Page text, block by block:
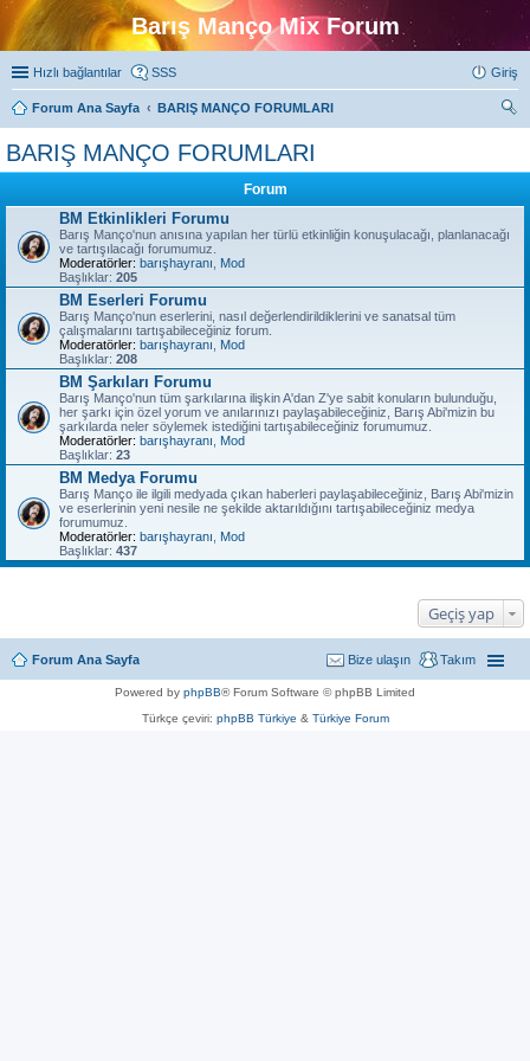
Barış Manço Mix Forum
Hızlı bağlantılar SSS Giriş
Forum Ana Sayfa
BARIŞ MANÇO FORUMLARI
BARIŞ MANÇO FORUMLARI
Forum
BM Etkinlikleri Forumu
Barış Manço'nun anısına yapılan her türlü etkinliğin konuşulacağı, planlanacağı
ve tartışılacağı forumumuz.
Moderatörler: barışhayranı
Mod
Başlıklar: 205
BM Eserleri Forumu
Barış Manço'nun eserlerini, nasıl değerlendirildiklerini ve sanatsal tüm
çalışmalarını tartışabileceğiniz forum.
Moderatörler: barışhayranı
Mod
Başlıklar: 208
BM Şarkıları Forumu
Barış Manço'nun tüm şarkılarına ilişkin A'dan Z'ye sabit konuların bulunduğu,
her şarkı için özel yorum ve anılarınızı paylaşabileceğiniz, Barış Abi'mizin bu
şarkılarda neler söylemek istediğini tartışabileceğiniz forumumuz.
Moderatörler: barışhayranı
Mod
Başlıklar: 23
BM Medya Forumu
Barış Manço ile ilgili medyada çıkan haberleri paylaşabileceğiniz, Barış Abi'mizin
ve eserlerinin yeni nesile ne şekilde aktarıldığını tartışabileceğiniz medya
forumumuz.
Moderatörler: barışhayranı
Mod
Başlıklar: 437
Geçiş yap
Forum Ana Sayfa Takım
Bize ulaşın
Powered by phpBB® Forum Software © phpBB Limited
Türkçe çeviri: phpBB Türkiye & Türkiye Forum